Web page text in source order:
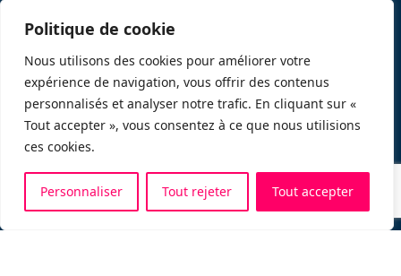
Politique de cookie
Nous utilisons des cookies pour améliorer votre
expérience de navigation, vous offrir des contenus
personnalisés et analyser notre trafic. En cliquant sur «
Tout accepter », vous consentez à ce que nous utilisions
ces cookies.
Personnaliser Tout rejeter Tout accepter
Politique de confidentialité–Mentions légales – C.G.U